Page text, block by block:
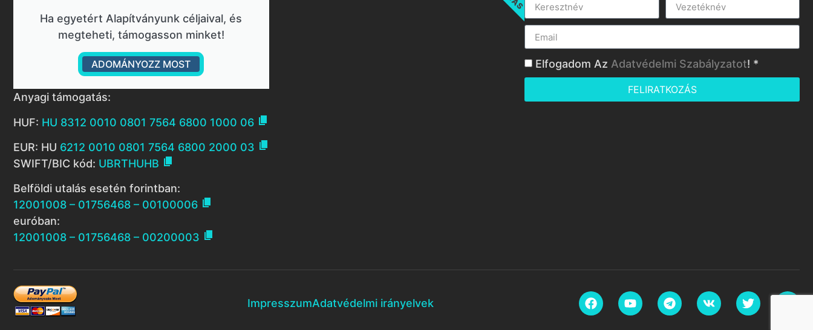
Ha egyetért Alapítványunk céljaival, és
megteheti, támogasson minket!
ADOMÁNYOZZ MOST
Anyagi támogatás:
HUF: HU 8312 0010 0801 7564 6800 1000 06 
EUR: HU 6212 0010 0801 7564 6800 2000 03 
SWIFT/BIC kód: UBRTHUHB 
Belföldi utalás esetén forintban:
12001008 – 01756468 – 00100006 
euróban:
12001008 – 01756468 – 00200003 
Elfogadom Az Adatvédelmi Szabályzatot! *
FELIRATKOZÁS
ImpresszumAdatvédelmi irányelvek